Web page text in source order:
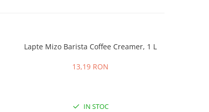
Lapte Mizo Barista Coffee Creamer, 1 L
13,19 RON
IN STOC